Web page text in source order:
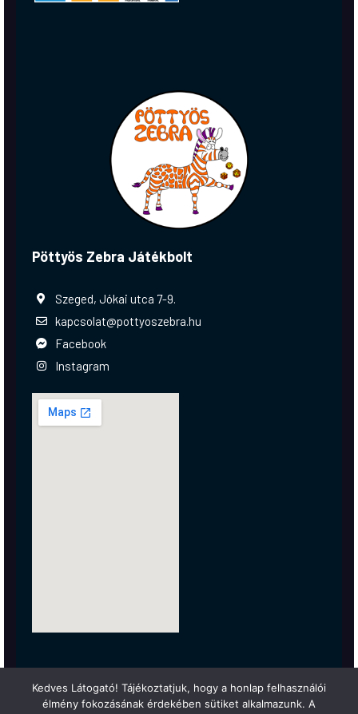
Pöttyös Zebra Játékbolt
Szeged, Jókai utca 7-9.
kapcsolat@pottyoszebra.hu
Facebook
Instagram
Kedves Látogató! Tájékoztatjuk, hogy a honlap felhasználói
élmény fokozásának érdekében sütiket alkalmazunk. A